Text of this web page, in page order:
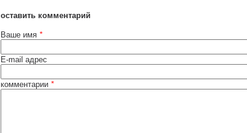
оставить комментарий
Ваше имя *
E-mail адрес
комментарии *